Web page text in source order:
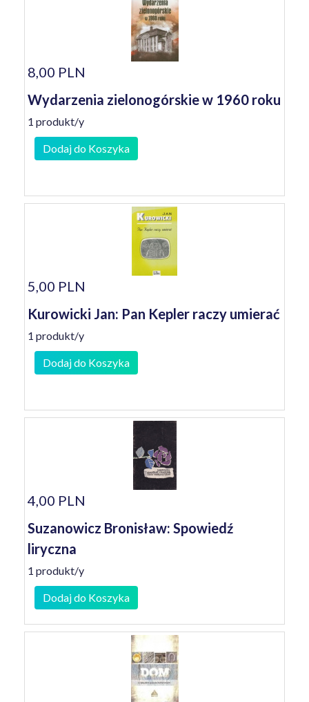
8,00 PLN
Wydarzenia zielonogórskie w 1960 roku
1 produkt/y
Dodaj do Koszyka
5,00 PLN
Kurowicki Jan: Pan Kepler raczy umierać
1 produkt/y
Dodaj do Koszyka
4,00 PLN
Suzanowicz Bronisław: Spowiedź
liryczna
1 produkt/y
Dodaj do Koszyka